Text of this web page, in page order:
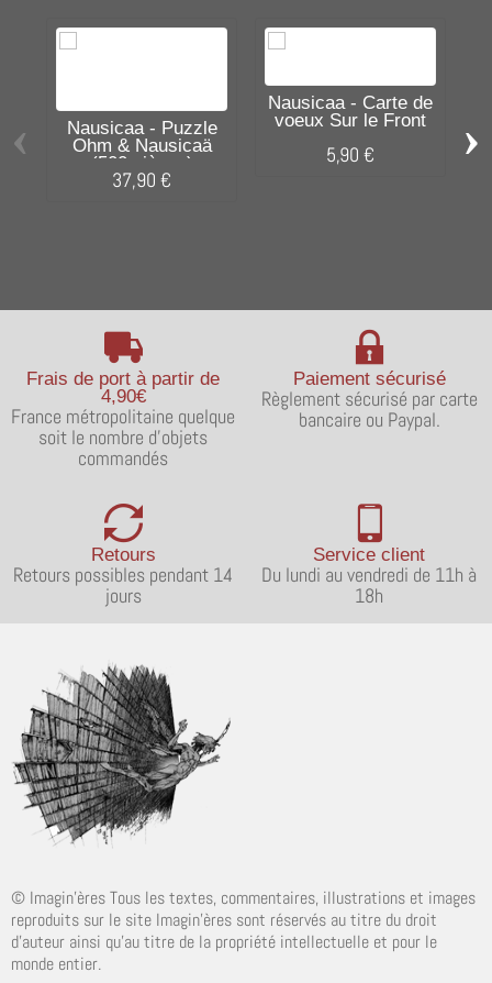
Nausicaa - Puzzle
Ohm & Nausicaä
(500 pièces)
37,90 €
Nausicaa - Carte de
voeux Sur le Front
5,90 €
‹ ›
Frais de port à partir de
4,90€
France métropolitaine quelque
soit le nombre d'objets
commandés
Paiement sécurisé
Règlement sécurisé par carte
bancaire ou Paypal.
Retours
Retours possibles pendant 14
jours
Service client
Du lundi au vendredi de 11h à
18h
© Imagin'ères Tous les textes, commentaires, illustrations et images
reproduits sur le site Imagin'ères sont réservés au titre du droit
d'auteur ainsi qu'au titre de la propriété intellectuelle et pour le
monde entier.